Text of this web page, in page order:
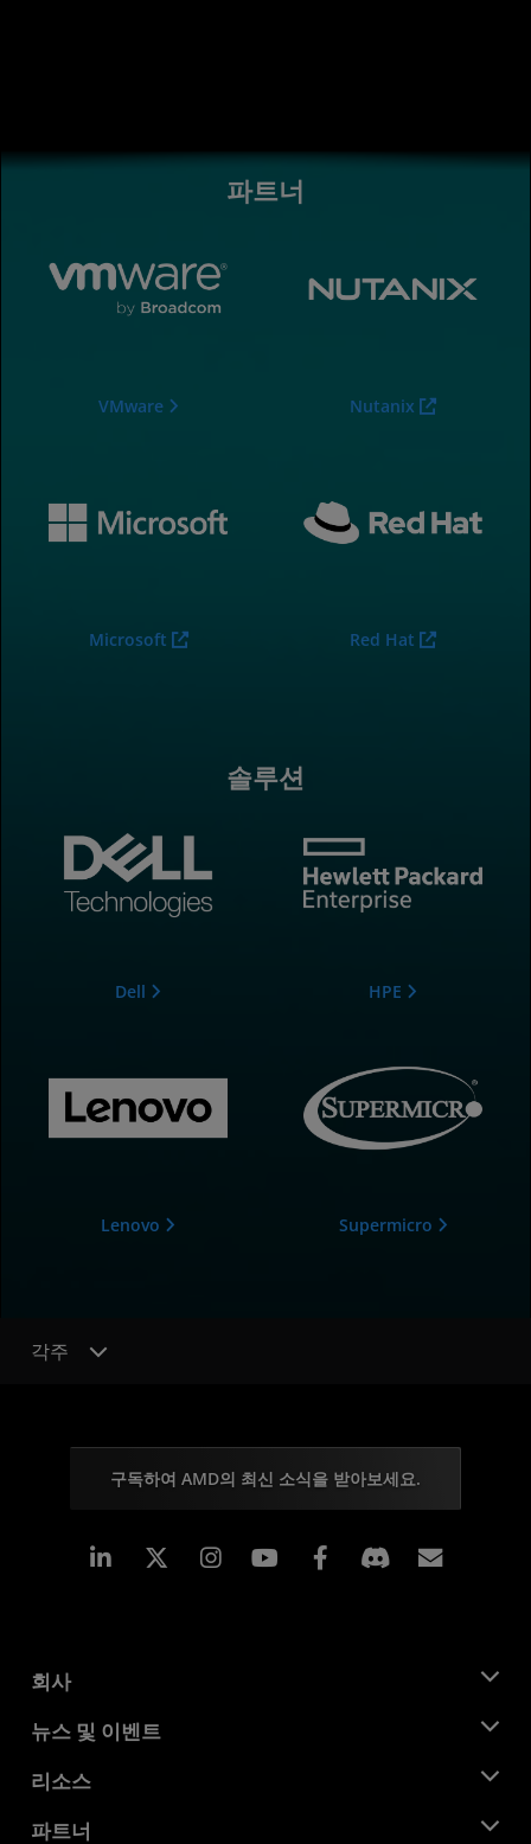
파트너
VMware Nutanix
Microsoft Red Hat
솔루션
Dell HPE
Lenovo Supermicro
각주
구독하여 AMD의 최신 소식을 받아보세요.
Linkedin Instagram Facebook
회사
AMD 소개
기업의 사회적 책임
채용
뉴스 및 이벤트
뉴스룸
미디어 라이브러리
리소스
개발자 센트럴
파트너